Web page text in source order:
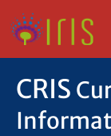
CRIS